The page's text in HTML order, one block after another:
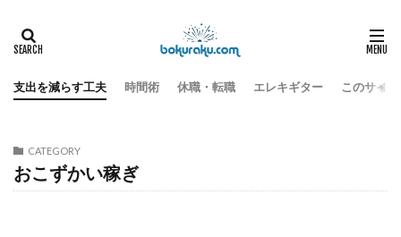
支出を減らす工夫 時間術 休職・転職 エレキギター このサイ
CATEGORY
おこずかい稼ぎ